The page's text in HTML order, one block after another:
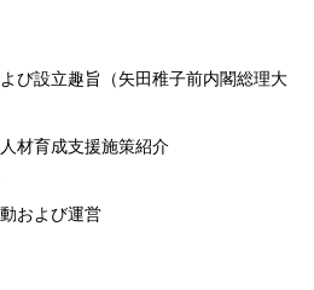
び設立趣旨（矢田稚子前内閣総理大
材育成支援施策紹介
および運営